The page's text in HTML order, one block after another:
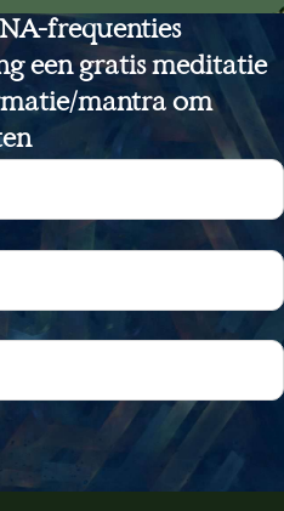
frequenties
een gratis meditatie
mantra om